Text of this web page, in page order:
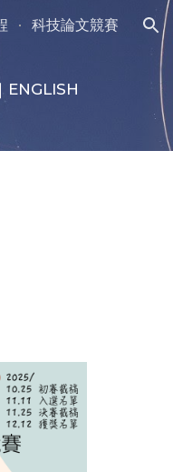
科技論文競賽
｜ ENGLISH